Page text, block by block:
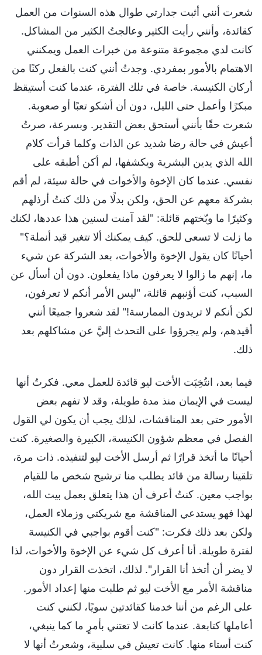
شعرت أنني أثبت جدارتي طوال هذه السنوات من العمل
كقائدة، وأنني رأيت الكثير وعالجتُ الكثير من المشاكل.
كانت لدي مجموعة متنوعة من خبرات العمل ويمكنني
الاهتمام بالأمور بمفردي. وجدتُ أنني كنت بالفعل ركنًا من
أركان الكنيسة. خاصة في تلك الفترة، عندما كنت أستيقظ
مبكرًا وأعمل حتى الليل، دون أن أشكو تعبًا أو صعوبة.
شعرت حقًا بأنني أستحق بعض التقدير. وبسرعة، صرتُ
أعيش في حالة رضا شديد عن الذات وكلما قرأت كلام
الله الذي يدين البشرية ويكشفها، لم أكن أطبقه على
نفسي. عندما كان الإخوة والأخوات في حالة سيئة، لم أقم
بشركة معهم عن الحق، ولكن بدلًا من ذلك كنتُ أرذلهم
وكثيرًا ما وبّختهم قائلة: "لقد آمنت لسنين هذا عددها، لكنك
ما زلت لا تسعى للحق. كيف يمكنك ألا تتغير قيد أنملة؟"
أحيانًا كان يقول الإخوة والأخوات، بعد الشركة عن شيء
ما، إنهم ما زالوا لا يعرفون ماذا يفعلون. دون أن أسأل عن
السبب، كنت أؤنبهم قائلة، "ليس الأمر أنكم لا تعرفون،
لكن أنكم لا تريدون الممارسة!" لقد شعروا جميعًا أنني
أقيدهم، ولم يجرؤوا على التحدث إليَّ عن مشاكلهم بعد
ذلك.
فيما بعد، انتُخِبَت الأخت ليو قائدة للعمل معي. فكرتُ أنها
ليست في الإيمان منذ مدة طويلة، وقد لا تفهم بعض
الأمور حتى بعد المناقشات، لذلك يجب أن يكون لي القول
الفصل في معظم شؤون الكنيسة، الكبيرة والصغيرة. كنت
أحيانًا ما أتخذ قرارًا ثم أرسل الأخت ليو لتنفيذه. ذات مرة،
تلقينا رسالة من قائد يطلب منا ترشيح شخص ما للقيام
بواجب معين. كنتُ أعرف أن هذا يتعلق بعمل بيت الله،
لهذا فهو يستدعي المناقشة مع شريكتي وزملاء العمل،
ولكن بعد ذلك فكرت: "كنت أقوم بواجبي في الكنيسة
لفترة طويلة. أنا أعرف كل شيء عن الإخوة والأخوات، لذا
لا يضر أن أتخذ أنا القرار". لذلك، اتخذت القرار دون
مناقشة الأمر مع الأخت ليو ثم طلبت منها إعداد الأمور.
على الرغم من أننا خدمنا كقائدتين سويًا، لكنني كنت
أعاملها كتابعة. عندما كانت لا تعتني بأمرٍ ما كما ينبغي،
كنت أستاء منها. كانت تعيش في سلبية، وشعرتُ أنها لا